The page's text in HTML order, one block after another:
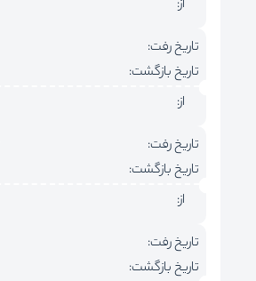
از:
تاریخ رفت:
تاریخ بازگشت:
از:
تاریخ رفت:
تاریخ بازگشت:
از:
تاریخ رفت:
تاریخ بازگشت: